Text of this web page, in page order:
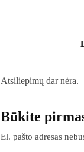
Atsiliepimų dar nėra.
Būkite
El. pašto adresas